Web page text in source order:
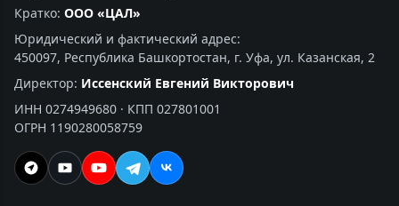
Кратко: ООО «ЦАЛ»
Юридический и фактический адрес:
450097, Республика Башкортостан, г. Уфа, ул. Казанская, 2
Директор: Иссенский Евгений Викторович
ИНН 0274949680 · КПП 027801001
ОГРН 1190280058759